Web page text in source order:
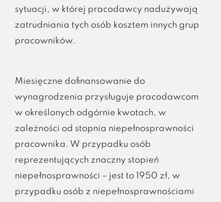
sytuacji, w której pracodawcy nadużywają
zatrudniania tych osób kosztem innych grup
pracowników.
Miesięczne dofinansowanie do
wynagrodzenia przysługuje pracodawcom
w określonych odgórnie kwotach, w
zależności od stopnia niepełnosprawności
pracownika. W przypadku osób
reprezentujących znaczny stopień
niepełnosprawności – jest to 1950 zł, w
przypadku osób z niepełnosprawnościami